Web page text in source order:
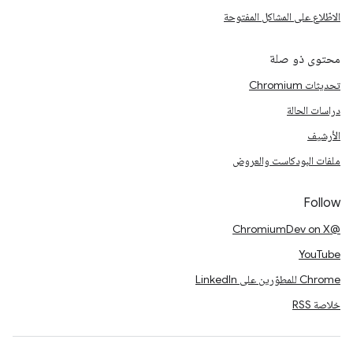
الاطّلاع على المشاكل المفتوحة
محتوى ذو صلة
تحديثات Chromium
دراسات الحالة
الأرشيف
ملفات البودكاست والعروض
Follow
@ChromiumDev on X
YouTube
Chrome للمطوّرين على LinkedIn
خلاصة RSS